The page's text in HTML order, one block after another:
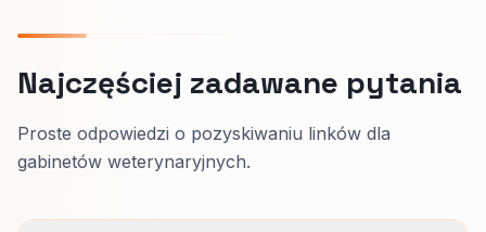
Najczęściej zadawane pytania
Proste odpowiedzi o pozyskiwaniu linków dla
gabinetów weterynaryjnych.